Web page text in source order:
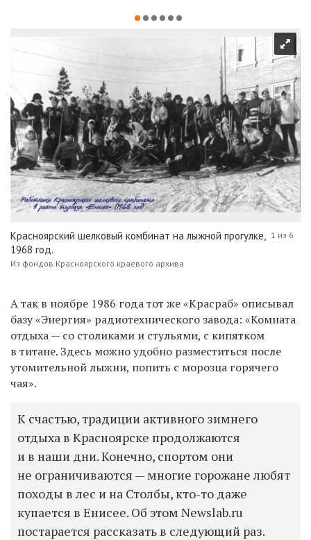
Красноярский шелковый комбинат на лыжной прогулке,
1968 год.
Из фондов Красноярского краевого архива
1 из 6
А так в ноябре 1986 года тот же «Красраб» описывал
базу «Энергия» радиотехнического завода: «Комната
отдыха — со столиками и стульями, с кипятком
в титане. Здесь можно удобно разместиться после
утомительной лыжни, попить с морозца горячего
чая».
К счастью, традиции активного зимнего
отдыха в Красноярске продолжаются
и в наши дни. Конечно, спортом они
не ограничиваются — многие горожане любят
походы в лес и на Столбы, кто-то даже
купается в Енисее. Об этом Newslab.ru
постарается рассказать в следующий раз.